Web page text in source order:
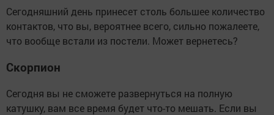
Сегодняшний день принесет столь большее количество
контактов, что вы, вероятнее всего, сильно пожалеете,
что вообще встали из постели. Может вернетесь?
Скорпион
Сегодня вы не сможете развернуться на полную
катушку, вам все время будет что-то мешать. Если вы